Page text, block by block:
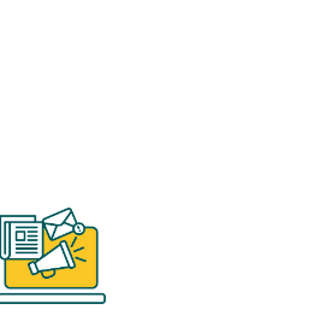
valoración media es de 0 estrellas de